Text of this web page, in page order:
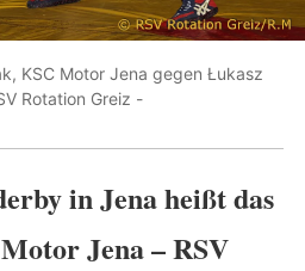
KSC Motor Jena gegen Łukasz
Rotation Greiz -
in Jena heißt das
Jena – RSV